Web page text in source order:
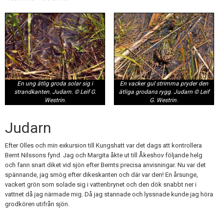
En ung ätlig groda solar sig i
strandkanten. Judarn. © Leif G.
Westrin.
En vacker gul strimma pryder den
ätliga grodans rygg. Judarn © Leif
G. Westrin.
Judarn
Efter Olles och min exkursion till Kungshatt var det dags att kontrollera
Bernt Nilssons fynd. Jag och Margita åkte ut till Åkeshov följande helg
och fann snart diket vid sjön efter Bernts precisa anvisningar. Nu var det
spännande, jag smög efter dikeskanten och där var den! En årsunge,
vackert grön som solade sig i vattenbrynet och den dök snabbt ner i
vattnet då jag närmade mig. Då jag stannade och lyssnade kunde jag höra
grodkören utifrån sjön.